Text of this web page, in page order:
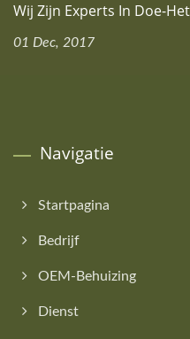
Wij Zijn Experts In Doe-
01 Dec, 2017
Navigatie
Startpagina
Bedrijf
OEM-Behuizing
Dienst